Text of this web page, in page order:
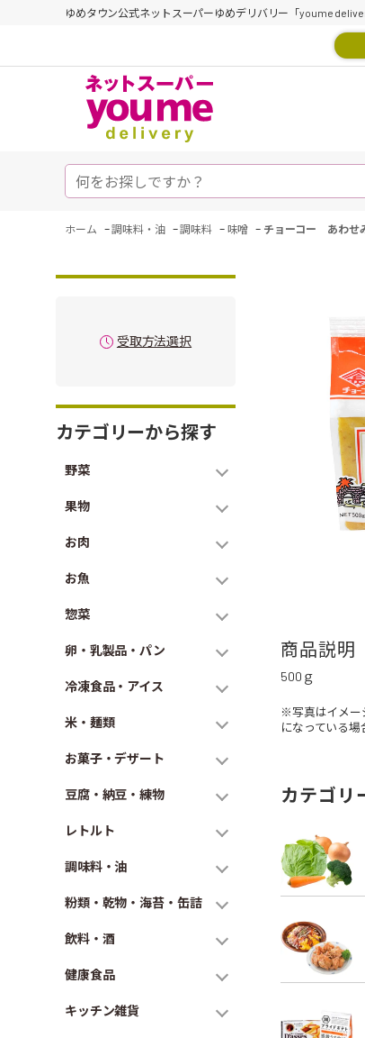
ゆめタウン公式ネットスーパーゆめデリバリー「youme
ホーム -調味料・油 -調味料 - 味噌 - チョーコー あわせ
受取方法選択
カテゴリーから探す
野菜
果物
お肉
お魚
惣菜
卵・乳製品・パン
冷凍食品・アイス
米・麺類
お菓子・デザート
豆腐・納豆・練物
レトルト
調味料・油
粉類・乾物・海苔・缶詰
飲料・酒
健康食品
キッチン雑貨
商品説明
500ｇ
※写真はイメー
になっている
カテゴリ